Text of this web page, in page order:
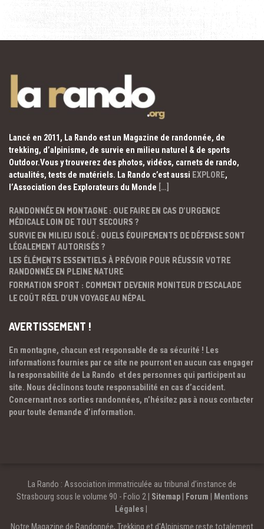
Lancé en 2011, La Rando est un Magazine de randonnée, de
trekking, d’alpinisme, de survie en milieu naturel & de sports
Outdoor.Vous y trouverez des photos, vidéos, carnets de rando,
actualités, tests de matériels. La Rando c’est aussi EXPLORE,
l’Association des Explorateurs du Monde […]
RANDONNÉE EN MONTAGNE : QUE FAIRE EN CAS D’URGENCE
MÉDICALE LOIN DE TOUT SECOURS ?
SURVIE EN MILIEU ISOLÉ : QUELS ÉQUIPEMENTS DE DÉFENSE SONT
LÉGALEMENT AUTORISÉS ?
LES ÉLÉMENTS ESSENTIELS À PRÉVOIR POUR RÉUSSIR VOTRE
RANDONNÉE EN PLEINE NATURE
FORMATION SPORT : COMMENT DEVENIR MONITEUR D’ESCALADE
LE COÛT RÉEL D’UN VOYAGE AU NÉPAL
AVERTISSEMENT !
En montagne, chacun est responsable de sa sécurité ! Les
informations fournies par ce site ne pourront en aucun cas engager
la responsabilité de La Rando et des personnes qui participent au
site. Nous déclinons toute responsabilité en cas d’accident.
Concernant nos sorties randonnées, n’hésitez pas à nous contacter
pour toute demande d’information.
La Rando : Association immatriculée au tribunal d’instance de
Strasbourg sous le volume 90 - Folio 2 | Sitemap| Forum
Mentions
Légales
Notre Magazine de Randonnée, Trekking et d'Alpinisme reste totalement